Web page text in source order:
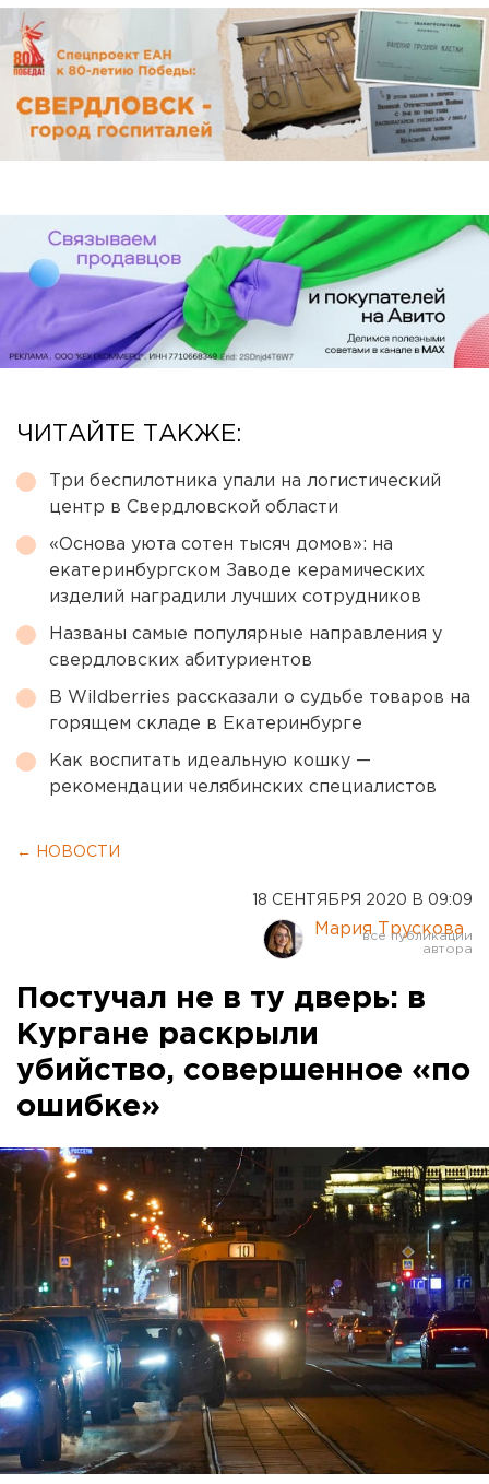
ЧИТАЙТЕ ТАКЖЕ:
Три беспилотника упали на логистический
центр в Свердловской области
«Основа уюта сотен тысяч домов»: на
екатеринбургском Заводе керамических
изделий наградили лучших сотрудников
Названы самые популярные направления у
свердловских абитуриентов
В Wildberries рассказали о судьбе товаров на
горящем складе в Екатеринбурге
Как воспитать идеальную кошку —
рекомендации челябинских специалистов
← НОВОСТИ
18 СЕНТЯБРЯ 2020 В 09:09
Мария Трускова
Постучал не в ту дверь: в
Кургане раскрыли
убийство, совершенное «по
ошибке»